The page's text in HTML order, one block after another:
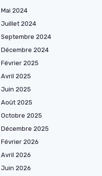
Mai 2024
Juillet 2024
Septembre 2024
Décembre 2024
Février 2025
Avril 2025
Juin 2025
Août 2025
Octobre 2025
Décembre 2025
Février 2026
Avril 2026
Juin 2026